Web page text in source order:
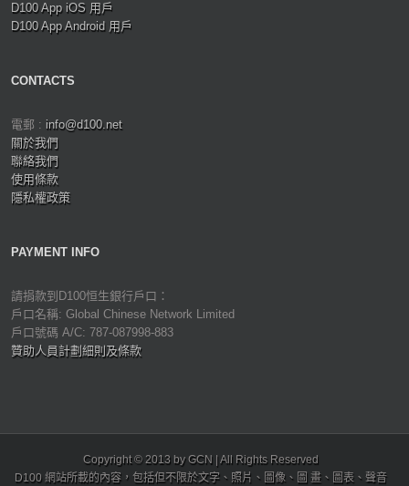
D100 App iOS 用戶
D100 App Android 用戶
CONTACTS
電郵 : info@d100.net
關於我們
聯絡我們
使用條款
隱私權政策
PAYMENT INFO
請捐款到D100恒生銀行戶口：
戶口名稱: Global Chinese Network Limited
戶口號碼 A/C: 787-087998-883
贊助人員計劃細則及條款
Copyright © 2013 by GCN | All Rights Reserved
D100 網站所載的內容，包括但不限於文字、照片、圖像、圖 畫、圖表、聲音